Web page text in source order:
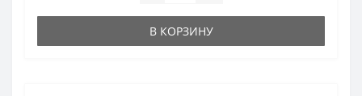
В КОРЗИНУ